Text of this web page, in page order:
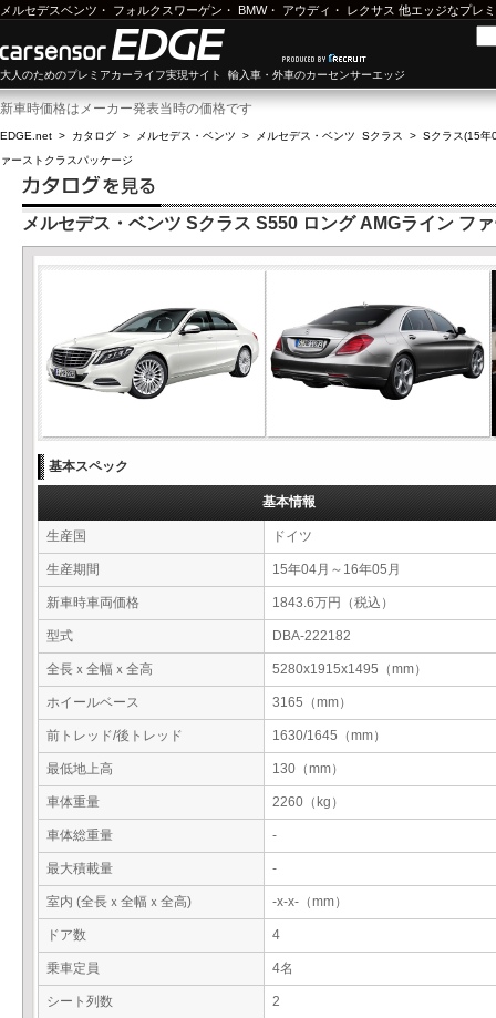
メルセデスベンツ ・ フォルクスワーゲン ・ BMW・ アウディ ・ レクサス 他エッジなプレ
大人のためのプレミアカーライフ実現サイト 輸入車・外車のカーセンサーエッジ
新車時価格はメーカー発表当時の価格です
EDGE.net > カタログ > メルセデス・ベンツ > メルセデス・ベンツ Sクラス > Sクラス(15年
ァーストクラスパッケージ
メルセデス・ベンツ Sクラス S550 ロング AMGライン フ
基本スペック
基本情報
生産国 ドイツ
生産期間 15年04月～16年05月
新車時車両価格 1843.6万円（税込）
型式 DBA-222182
全長ｘ全幅ｘ全高 5280x1915x1495（mm）
ホイールベース 3165（mm）
前トレッド/後トレッド 1630/1645（mm）
最低地上高 130（mm）
車体重量 2260（kg）
車体総重量 -
最大積載量 -
室内 (全長ｘ全幅ｘ全高) -x-x-（mm）
ドア数 4
乗車定員 4名
シート列数 2